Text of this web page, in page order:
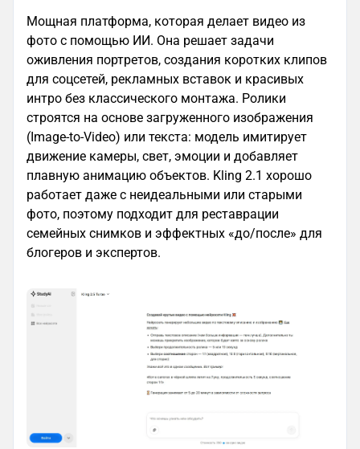
Мощная платформа, которая делает видео из
фото с помощью ИИ. Она решает задачи
оживления портретов, создания коротких клипов
для соцсетей, рекламных вставок и красивых
интро без классического монтажа. Ролики
строятся на основе загруженного изображения
(Image-to-Video) или текста: модель имитирует
движение камеры, свет, эмоции и добавляет
плавную анимацию объектов. Kling 2.1 хорошо
работает даже с неидеальными или старыми
фото, поэтому подходит для реставрации
семейных снимков и эффектных «до/после» для
блогеров и экспертов.